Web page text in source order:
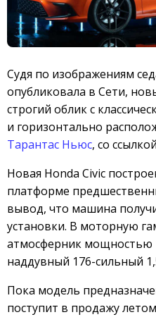
Судя по изображениям
опубликовала в Сети,
строгий облик с
и горизонтально
Тарантас Ньюс, со
Новая Honda Civic
платформе
вывод, что машина
установки. В моторную
атмосферник мощностью
наддувный 176-сильный
Пока модель
поступит в продажу